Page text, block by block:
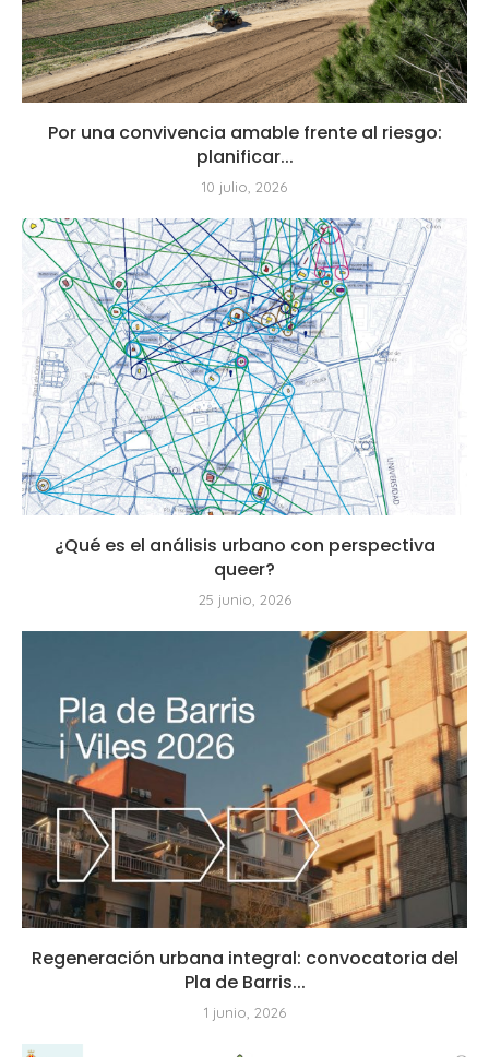
Por una convivencia amable frente al riesgo:
planificar...
10 julio, 2026
¿Qué es el análisis urbano con perspectiva
queer?
25 junio, 2026
Regeneración urbana integral: convocatoria del
Pla de Barris...
1 junio, 2026